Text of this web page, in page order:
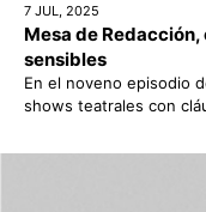
7 JUL, 2025
Mesa de
sensibles
En el noveno episodio
shows teatrales con